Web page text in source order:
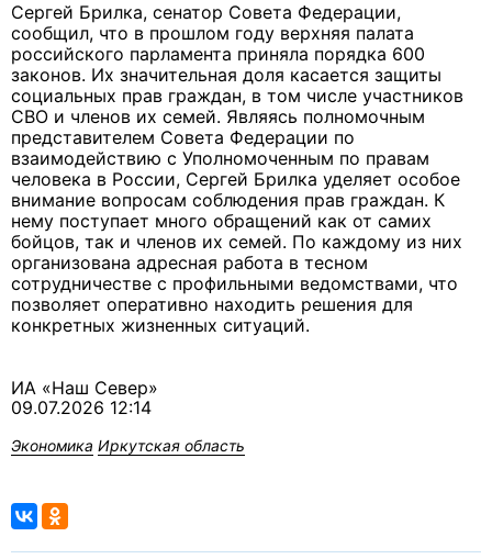
Сергей Брилка, сенатор Совета Федерации,
сообщил, что в прошлом году верхняя палата
российского парламента приняла порядка 600
законов. Их значительная доля касается защиты
социальных прав граждан, в том числе участников
СВО и членов их семей. Являясь полномочным
представителем Совета Федерации по
взаимодействию с Уполномоченным по правам
человека в России, Сергей Брилка уделяет особое
внимание вопросам соблюдения прав граждан. К
нему поступает много обращений как от самих
бойцов, так и членов их семей. По каждому из них
организована адресная работа в тесном
сотрудничестве с профильными ведомствами, что
позволяет оперативно находить решения для
конкретных жизненных ситуаций.
ИА «Наш Север»
09.07.2026 12:14
Экономика Иркутская область